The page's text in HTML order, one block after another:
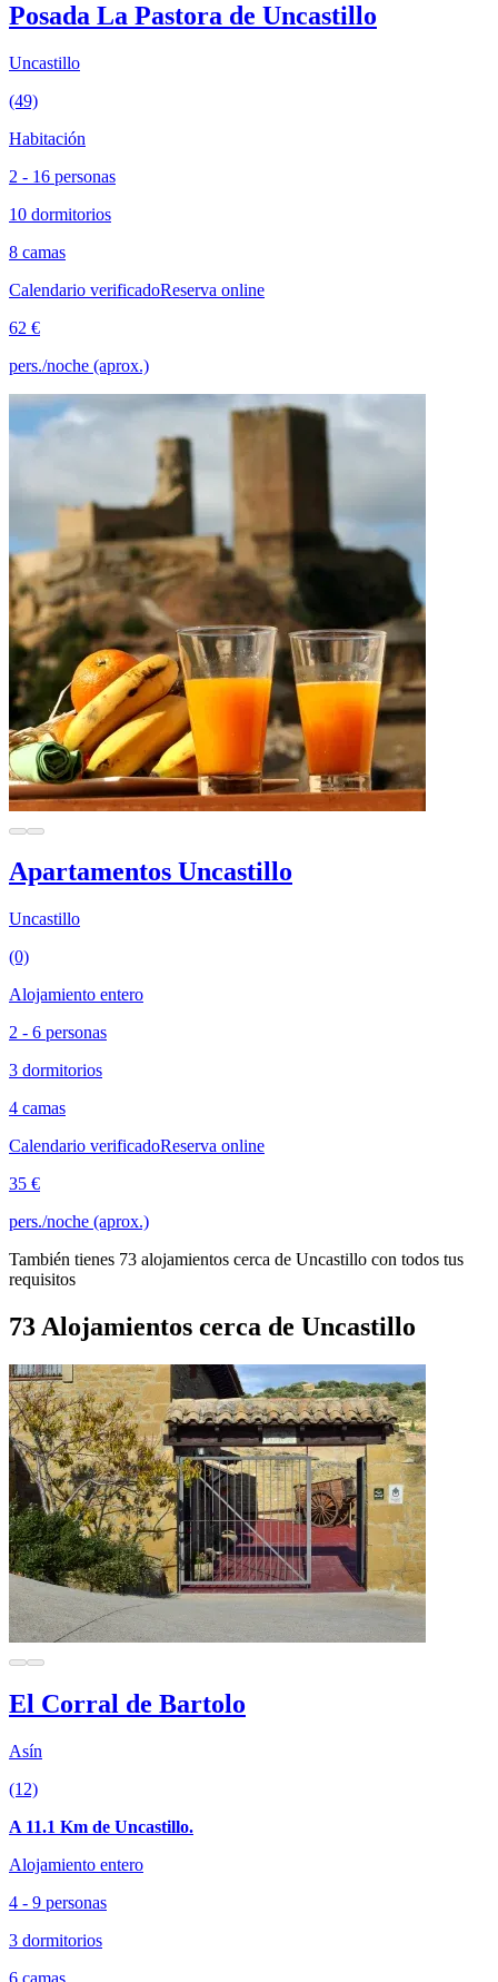
Posada La Pastora de Uncastillo
Uncastillo
(49)
Habitación
2 - 16 personas
10 dormitorios
8 camas
Calendario verificadoReserva online
62 €
pers./noche (aprox.)
Apartamentos Uncastillo
Uncastillo
(0)
Alojamiento entero
2 - 6 personas
3 dormitorios
4 camas
Calendario verificadoReserva online
35 €
pers./noche (aprox.)
También tienes 73 alojamientos cerca de Uncastillo con todos tus
requisitos
73 Alojamientos cerca de Uncastillo
El Corral de Bartolo
Asín
(12)
A 11.1 Km de Uncastillo.
Alojamiento entero
4 - 9 personas
3 dormitorios
6 camas